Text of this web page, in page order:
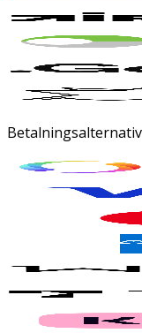
Betalningsalternativ